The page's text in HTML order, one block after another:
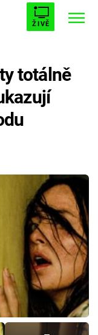
ŽIVĚ
totálně